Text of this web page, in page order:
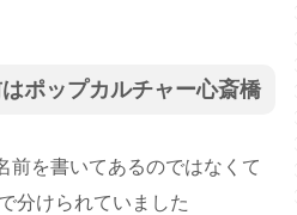
ポップカルチャー心斎橋
を書いてあるのではなくて
分けられていました